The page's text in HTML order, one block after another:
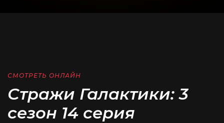
СМОТРЕТЬ ОНЛАЙН
Стражи Галактики: 3
сезон 14 серия